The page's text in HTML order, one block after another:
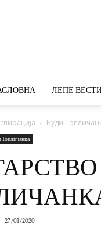
ЛЕПЕ
Буди
Топличанка
27/01/2020